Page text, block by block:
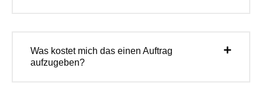
Was kostet mich das einen Auftrag
aufzugeben?